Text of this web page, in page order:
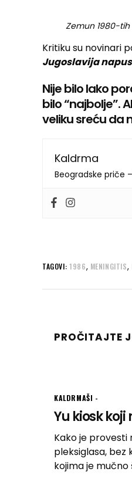
Zemun 1980-tih
Kritiku su novinari
Jugoslavija
Nije bilo lako
bilo “najbolje”.
veliku sreću da
Kaldrma
Beogradske priče
TAGOVI: 1986, MENINGITIS,
PROČITAJTE
KALDRMAŠI
Yu kiosk koji
Kako je provesti
pleksiglasa, bez
kojima je